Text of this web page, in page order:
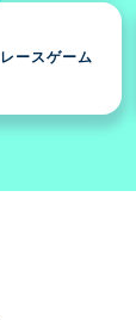
レースゲーム